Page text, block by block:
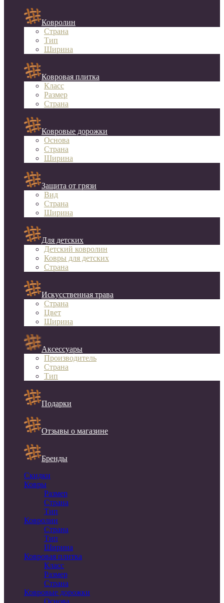
Ковролин
Страна
Тип
Ширина
Ковровая плитка
Класс
Размер
Страна
Ковровые дорожки
Основа
Страна
Ширина
Защита от грязи
Вид
Страна
Ширина
Для детских
Детский ковролин
Ковры для детских
Страна
Искусственная трава
Страна
Цвет
Ширина
Аксессуары
Производитель
Страна
Тип
Подарки
Отзывы о магазине
Бренды
Скидки
Ковры
Размер
Страна
Тип
Ковролин
Страна
Тип
Ширина
Ковровая плитка
Класс
Размер
Страна
Ковровые дорожки
Основа